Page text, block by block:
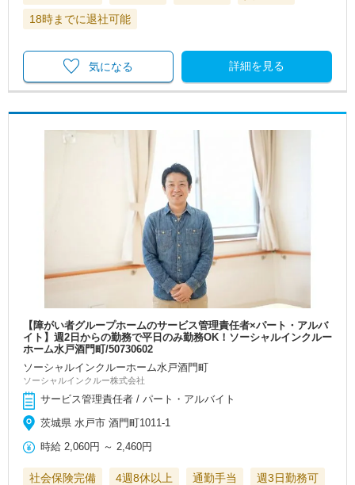
18時までに退社可能
詳細を見る
気になる
【障がい者グループホームのサービス管理責任者×パート・アルバ
イト】週2日からの勤務で平日のみ勤務OK！ソーシャルインクルー
ホーム水戸酒門町/50730602
ソーシャルインクルーホーム水戸酒門町
ソーシャルインクルー株式会社
サービス管理責任者 / パート・アルバイト
茨城県 水戸市 酒門町1011-1
時給 2,060円 ～ 2,460円
社会保険完備 4週8休以上 通勤手当
週3日勤務可